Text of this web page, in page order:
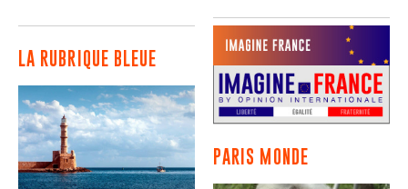
LA RUBRIQUE BLEUE
PARIS MONDE